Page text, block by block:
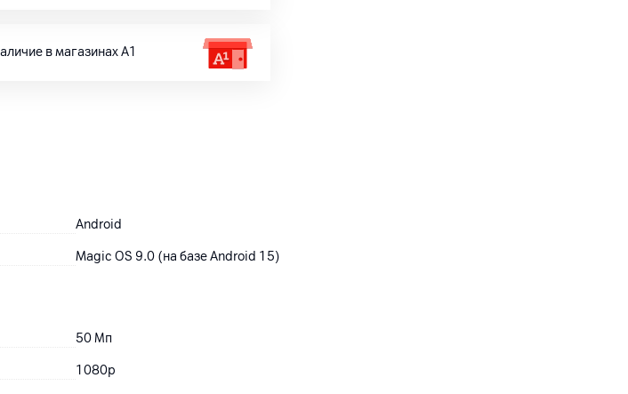
в магазинах А1
Android
Magic OS 9.0 (на базе Android 15)
50Мп
1080p